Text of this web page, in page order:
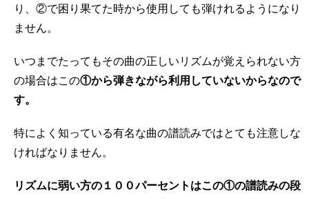
り、②で困り果てた時から使用しても弾けれるようになり
ません。
いつまでたってもその曲の正しいリズムが覚えられない方
の場合はこの①から弾きながら利用していないからなので
す。
特によく知っている有名な曲の譜読みではとても注意しな
ければなりません。
リズムに弱い方の１００パーセントはこの①の譜読みの段